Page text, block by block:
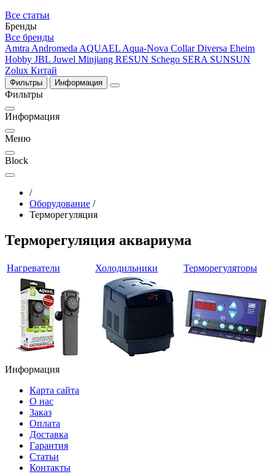
Все статьи
Бренды
Все бренды
Amtra Andromeda AQUAEL Aqua-Nova CollarDiversa Eheim
Hobby JBL Juwel Minjiang RESUN Schego SERA SUNSUN
Zolux Китай
Фильтры Информация
Фильтры
Информация
Меню
Block
/
Оборудование /
Терморегуляция
Терморегуляция аквариума
Нагреватели Холодильники Терморегуляторы
Информация
Карта сайта
О нас
Заказ
Оплата
Доставка
Гарантия
Статьи
Контакты